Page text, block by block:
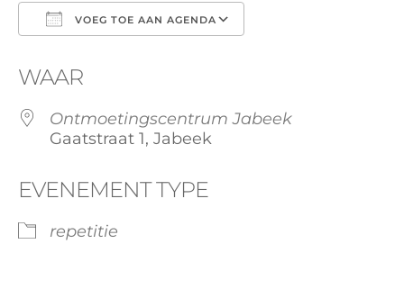
VOEG TOE AAN AGENDA
WAAR
Ontmoetingscentrum Jabeek
Gaatstraat 1, Jabeek
EVENEMENT TYPE
repetitie